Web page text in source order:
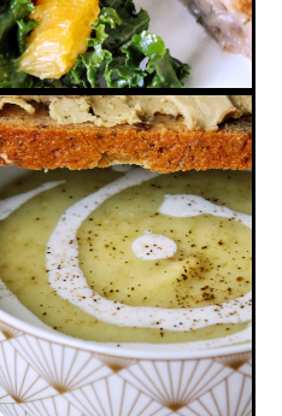
& POIS CASSÉS AU
SANS GLUTEN)